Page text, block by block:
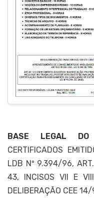
BASE LEGAL DO
CERTIFICADOS
LDB Nº 9.394/96,
43, INCISOS VII E
DELIBERAÇÃO CEE